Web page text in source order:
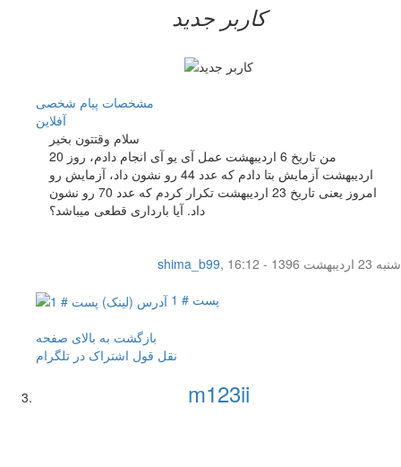
کاربر جدید
مشخصات پیام شخصی
آفلاين
سلام وقتتون بخیر
من تاریخ 6 اردیبهشت عمل آی یو آی انجام دادم، روز 20
اردیبهشت آزمایش بتا دادم که عدد 44 رو نشون داد، آزمایش رو
امروز یعنی تاریخ 23 اردیبهشت تکرار کردم که عدد 70 رو نشون
داد. آیا بارداری قطعی میباشد؟
shima_b99,
شنبه 23 اردیبهشت 1396 - 16:12
پست # 1
بازگشت به بالای صفحه
نقل قول اشتراک در تلگرام
m123ii